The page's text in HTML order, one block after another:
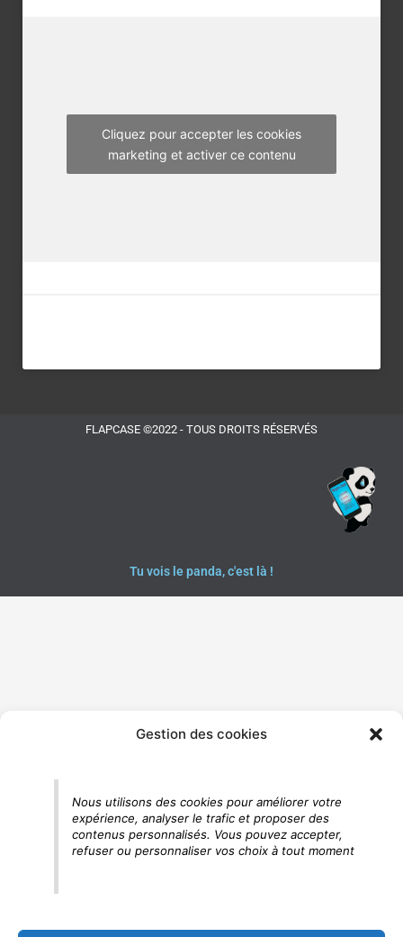
Gestion des cookies
Nous utilisons des cookies pour améliorer votre
expérience, analyser le trafic et proposer des
contenus personnalisés. Vous pouvez accepter,
refuser ou personnaliser vos choix à tout moment
m
Cliquez pour accepter les cookies
marketing et activer ce contenu
FLAPCASE ©2022 - TOUS DROITS RÉSERVÉS
Tu vois le panda, c'est là !